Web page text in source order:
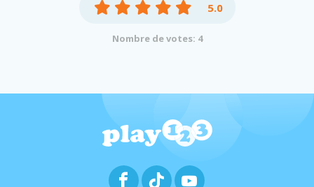
5.0
Nombre de votes: 4